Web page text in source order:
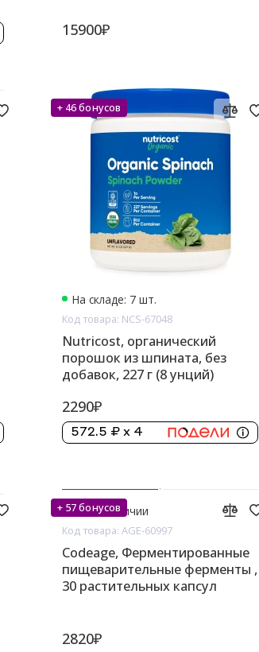
15900₽
+ 46 бонусов
На складе: 7 шт.
Код товара: NCS-67048
Nutricost, органический
порошок из шпината, без
добавок, 227 г (8 унций)
2290₽
572.5 ₽ x 4
+ 57 бонусов
Нет в наличии
Код товара: AGE-60997
Codeage, Ферментированные
пищеварительные ферменты ,
30 растительных капсул
2820₽